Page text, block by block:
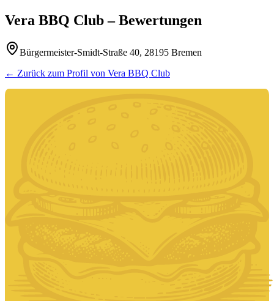
Vera BBQ Club – Bewertungen
Bürgermeister-Smidt-Straße 40, 28195 Bremen
← Zurück zum Profil von Vera BBQ Club